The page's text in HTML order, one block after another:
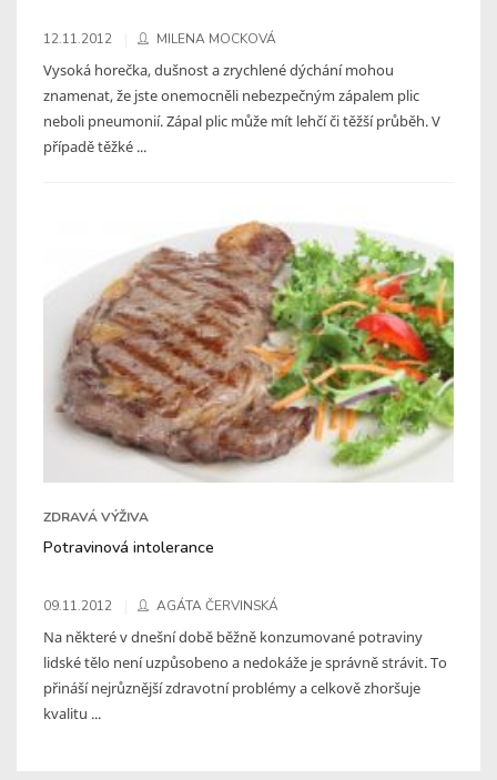
12.11.2012 MILENA MOCKOVÁ
Vysoká horečka, dušnost a zrychlené dýchání mohou
znamenat, že jste onemocněli nebezpečným zápalem plic
neboli pneumonií. Zápal plic může mít lehčí či těžší průběh. V
případě těžké ...
ZDRAVÁ VÝŽIVA
Potravinová intolerance
09.11.2012 AGÁTA ČERVINSKÁ
Na některé v dnešní době běžně konzumované potraviny
lidské tělo není uzpůsobeno a nedokáže je správně strávit. To
přináší nejrůznější zdravotní problémy a celkově zhoršuje
kvalitu ...